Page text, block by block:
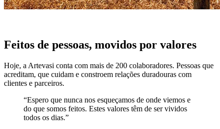
Feitos de pessoas, movidos por valores
Hoje, a Artevasi conta com mais de 200 colaboradores. Pessoas que
acreditam, que cuidam e constroem relações duradouras com
clientes e parceiros.
“Espero que nunca nos esqueçamos de onde viemos e
do que somos feitos. Estes valores têm de ser vividos
todos os dias.”